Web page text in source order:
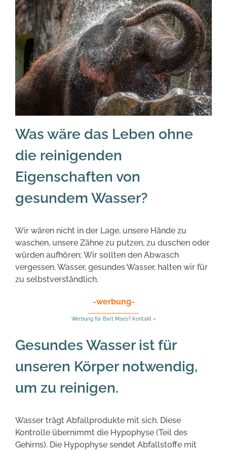
Was wäre das Leben ohne
die reinigenden
Eigenschaften von
gesundem Wasser?
Wir wären nicht in der Lage, unsere Hände zu
waschen, unsere Zähne zu putzen, zu duschen oder
würden aufhören; Wir sollten den Abwasch
vergessen. Wasser, gesundes Wasser, halten wir für
zu selbstverständlich.
-werbung-
Werbung für Bart Maes? Kontakt »
Gesundes Wasser ist für
unseren Körper notwendig,
um zu reinigen.
Wasser trägt Abfallprodukte mit sich. Diese
Kontrolle übernimmt die Hypophyse (Teil des
Gehirns). Die Hypophyse sendet Abfallstoffe mit